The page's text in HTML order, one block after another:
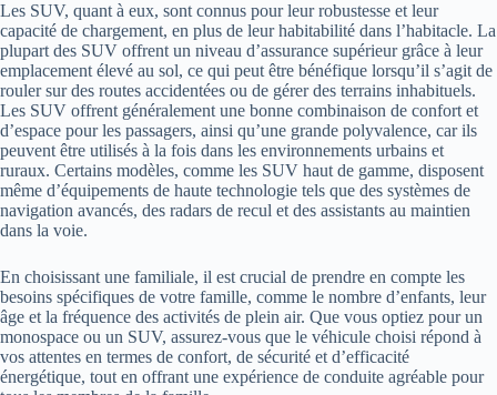
Les SUV, quant à eux, sont connus pour leur robustesse et leur
capacité de chargement, en plus de leur habitabilité dans l’habitacle. La
plupart des SUV offrent un niveau d’assurance supérieur grâce à leur
emplacement élevé au sol, ce qui peut être bénéfique lorsqu’il s’agit de
rouler sur des routes accidentées ou de gérer des terrains inhabituels.
Les SUV offrent généralement une bonne combinaison de confort et
d’espace pour les passagers, ainsi qu’une grande polyvalence, car ils
peuvent être utilisés à la fois dans les environnements urbains et
ruraux. Certains modèles, comme les SUV haut de gamme, disposent
même d’équipements de haute technologie tels que des systèmes de
navigation avancés, des radars de recul et des assistants au maintien
dans la voie.
En choisissant une familiale, il est crucial de prendre en compte les
besoins spécifiques de votre famille, comme le nombre d’enfants, leur
âge et la fréquence des activités de plein air. Que vous optiez pour un
monospace ou un SUV, assurez-vous que le véhicule choisi répond à
vos attentes en termes de confort, de sécurité et d’efficacité
énergétique, tout en offrant une expérience de conduite agréable pour